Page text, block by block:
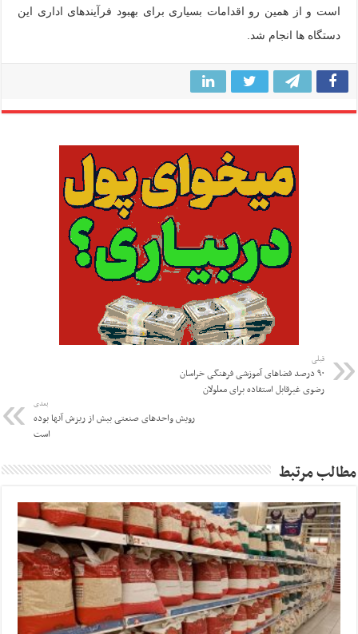
است و از همین رو اقدامات بسیاری برای بهبود فرآیندهای اداری این
دستگاه ها انجام شد.
قبلی
۹۰ درصد فضاهای آموزشی فرهنگی خراسان
رضوی غیرقابل استفاده برای معلولان
بعدی
رویش واحدهای صنعتی بیش از ریزش آنها بوده
است
مطالب مرتبط